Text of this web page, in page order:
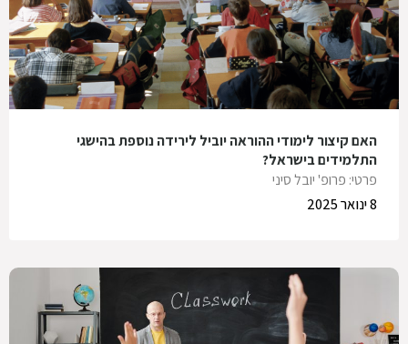
האם קיצור לימודי ההוראה יוביל לירידה נוספת בהישגי
התלמידים בישראל?
פרטי: פרופ' יובל סיני
8 ינואר 2025